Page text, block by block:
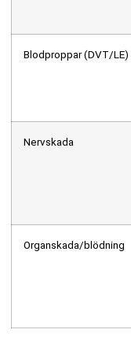
Blodproppar (DVT/LE)
Nervskada
Organskada/blödning